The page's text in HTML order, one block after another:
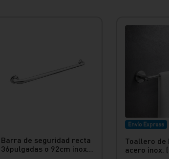
Barra de seguridad recta
36pulgadas o 92cm inox
Envío Express
Toallero de
acero inox.